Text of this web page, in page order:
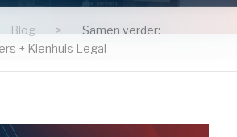
Blog >
Samen verder:
+ Kienhuis Legal